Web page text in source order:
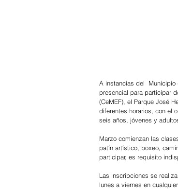
A instancias del  Municipio
presencial para participar
(CeMEF), el Parque José
diferentes horarios, con el
seis años, jóvenes y
Marzo comienzan las
patín artístico, boxeo,
participar, es requisito
Las inscripciones se
lunes a viernes en